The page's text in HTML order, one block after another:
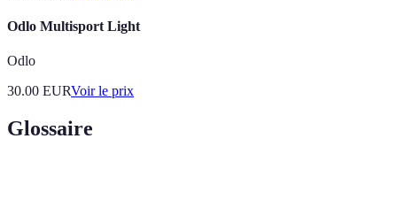
Odlo Multisport Light
Odlo
30.00 EURVoir le prix
Glossaire